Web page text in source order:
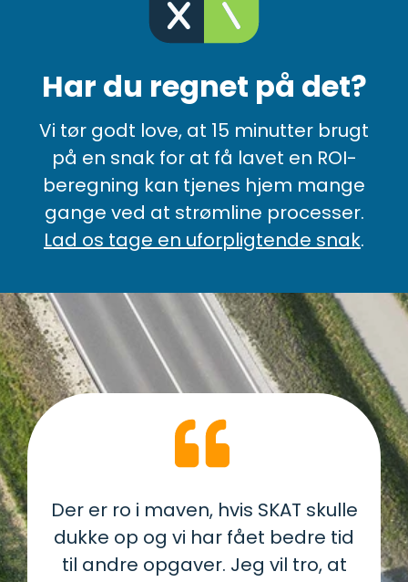
Har du regnet på det?
Vi tør godt love, at 15 minutter brugt
på en snak for at få lavet en ROI-
beregning kan tjenes hjem mange
gange ved at strømline processer.
Lad os tage en uforpligtende snak.
Der er ro i maven, hvis SKAT skulle
dukke op og vi har fået bedre tid
til andre opgaver. Jeg vil tro, at